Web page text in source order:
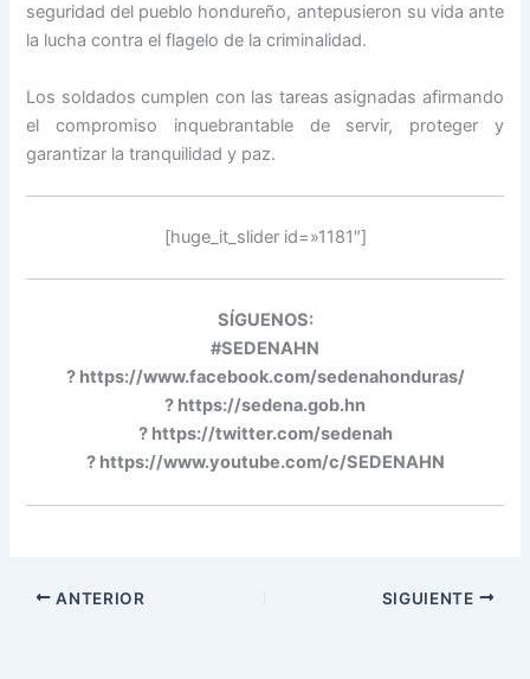
seguridad del pueblo hondureño, antepusieron su vida ante
la lucha contra el flagelo de la criminalidad.
Los soldados cumplen con las tareas asignadas afirmando
el compromiso inquebrantable de servir, proteger y
garantizar la tranquilidad y paz.
[huge_it_slider id=»1181″]
SÍGUENOS:
#SEDENAHN
? https://www.facebook.com/sedenahonduras/
? https://sedena.gob.hn
? https://twitter.com/sedenah
? https://www.youtube.com/c/SEDENAHN
ANTERIOR SIGUIENTE